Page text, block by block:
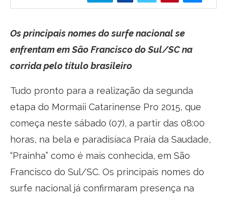
Os principais nomes do surfe nacional se
enfrentam em São Francisco do Sul/SC na
corrida pelo título brasileiro
Tudo pronto para a realização da segunda
etapa do Mormaii Catarinense Pro 2015, que
começa neste sábado (07), a partir das 08:00
horas, na bela e paradisíaca Praia da Saudade,
“Prainha” como é mais conhecida, em São
Francisco do Sul/SC. Os principais nomes do
surfe nacional já confirmaram presença na